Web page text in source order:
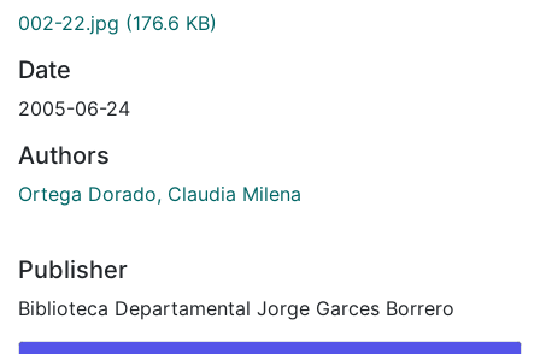
002-22.jpg (176.6 KB)
Date
2005-06-24
Authors
Ortega Dorado, Claudia Milena
Publisher
Biblioteca Departamental Jorge Garces Borrero